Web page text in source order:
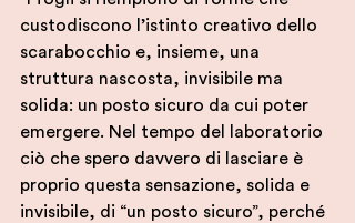
custodiscono l’istinto creativo dello
scarabocchio e, insieme, una
struttura nascosta, invisibile ma
solida: un posto sicuro da cui poter
emergere. Nel tempo del laboratorio
ciò che spero davvero di lasciare è
proprio questa sensazione, solida e
invisibile, di “un posto sicuro”, perché